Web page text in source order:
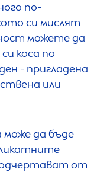
по-
си мислят
можете да
коса по
- пригладена
или
може да бъде
от